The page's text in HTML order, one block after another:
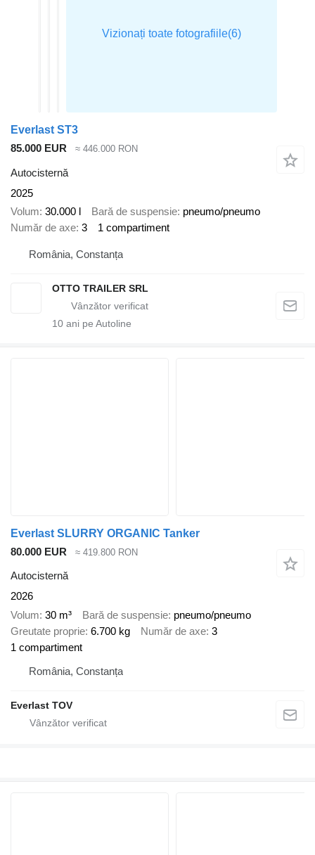
Everlast ST3
85.000 EUR
≈ 446.000 RON
Autocisternă
2025
Volum 30.000 l Bară de suspensie pneumo/pneumo
Număr de axe 3 1 compartiment
România, Constanța
OTTO TRAILER SRL
10 ani pe Autoline
Everlast SLURRY ORGANIC Tanker
80.000 EUR
≈ 419.800 RON
Autocisternă
2026
Volum 30 m³ Bară de suspensie pneumo/pneumo
Greutate proprie 6.700 kg Număr de axe 3
1 compartiment
România, Constanța
Everlast TOV